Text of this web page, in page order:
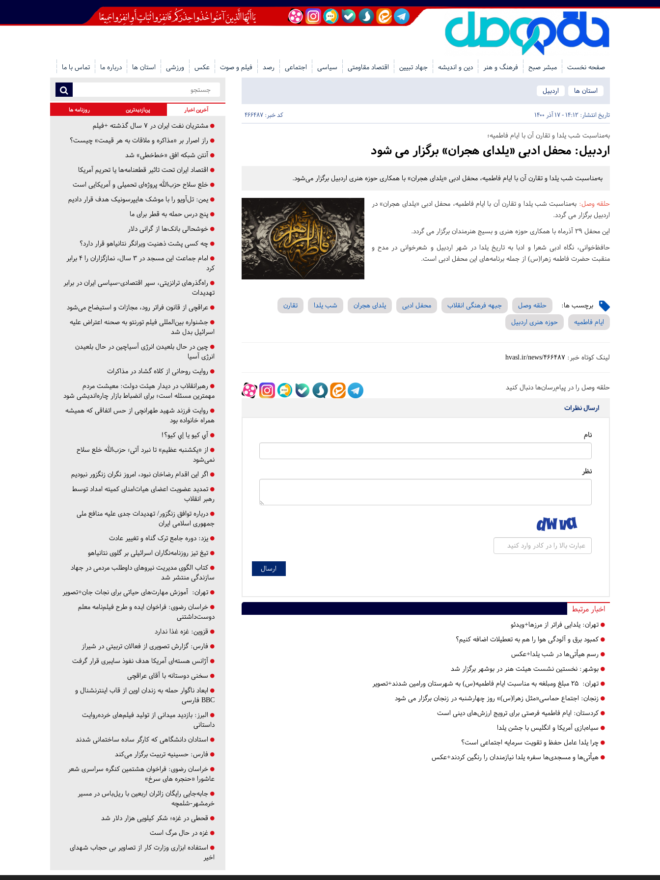
صفحه نخست مبشر صبح فرهنگ و هنر دین و اندیشه جهاد تبیین اقتصاد مقاومتی سیاسی اجتماعی رصد فیلم و صوت عکس ورزشی استان ها درباره ما تماس با ما
استان ها اردبیل
تاریخ انتشار: 14:12 - 17 آذر 1400 کد خبر: 466487
به‌مناسبت شب یلدا و تقارن آن با ایام فاطمیه؛
اردبیل: محفل ادبی «یلدای هجران» برگزار می شود
به‌مناسبت شب یلدا و تقارن آن با ایام فاطمیه، محفل ادبی «یلدای هجران» با همکاری حوزه هنری اردبیل برگزار می‌شود.
حلقه وصل: به‌مناسبت شب یلدا و تقارن آن با ایام فاطمیه، محفل ادبی «یلدای هجران» در
اردبیل برگزار می گردد.
این محفل ۲۹ آذرماه با همکاری حوزه هنری و بسیج هنرمندان برگزار می گردد.
حافظ‌خوانی، نگاه ادبی شعرا و ادبا به تاریخ یلدا در شهر اردبیل و شعرخوانی در مدح و
منقبت حضرت فاطمه زهرا(س) از جمله برنامه‌های این محفل ادبی است.
برچسب ها: حلقه وصل جبهه فرهنگی انقلاب محفل ادبی یلدای هجران شب یلدا
تقارن
ایام فاطمیه
حوزه هنری اردبیل
لینک کوتاه خبر: hvasl.ir/news/466487
حلقه وصل را در پیام‌رسان‌ها دنبال کنید
ارسال نظرات
نام
نظر
اخبار مرتبط
تهران: یلدایی فراتر از مرزها+ویدئو
کمبود برق و آلودگی هوا را هم به تعطیلات اضافه کنیم؟
رسم هیأتی‌ها در شب یلدا+عکس
بوشهر: نخستین نشست هیئت هنر در بوشهر برگزار شد
تهران:
زنجان: اجتماع حماسی«مثل زهرا(س)» روز چهارشنبه در زنجان برگزار می شود
کردستان: ایام فاطمیه فرصتی برای ترویج ارزش‌های دینی است
سیاه‌بازی آمریکا و انگلیس با جشن یلدا
چرا یلدا عامل حفظ و تقویت سرمایه اجتماعی است؟
هیأتی‌ها و مسجدی‌ها سفره یلدا نیازمندان را رنگین کردند+عکس
آخرین اخبار پربازدیدترین روزنامه ها
مشتریان نفت ایران در ۷ سال گذشته +فیلم
راز اصرار بر «مذاکره و ملاقات به هر قیمت» چیست؟
آنتن شبکه افق «خط‌خطی» شد
اقتصاد ایران تحت تاثیر قطعنامه‌ها یا تحریم‌ آمریکا
خلع سلاح حزب‌الله پروژه‌ای تحمیلی و آمریکایی است
یمن: تل‌آویو را با موشک هایپرسونیک هدف قرار دادیم
پنج درس‌ حمله به قطر برای ما
خوشحالی بانک‌ها از گرانی دلار
چه کسی پشت ذهنیت ویرانگر نتانیاهو قرار دارد؟
امام جماعت این مسجد در ۳ سال، نمازگزاران را ۴ برابر
کرد
راه‌گذرهای ترانزیتی، سپر اقتصادی-سیاسی ایران در برابر
تهدیدات
عراقچی از قانون فراتر رود، مجازات و استیضاح می‌شود
جشنواره بین‌المللی فیلم تورنتو به صحنه اعتراض علیه
اسرائیل بدل شد
چین در حال بلعیدن انرژی آسیاچین در حال بلعیدن
انرژی آسیا
روایت روحانی از کلاه گشاد در مذاکرات
رهبرانقلاب در دیدار هیئت دولت: معیشت مردم
مهمترین مسئله است؛ برای انضباط بازار چاره‌اندیشی شود
روایت فرزند شهید طهرانچی از حس اتفاقی که همیشه
همراه خانواده بود
آي كيو يا اِي كيو؟!
از «یکشنبه عظیم» تا نبرد آتی؛ حزب‌الله خلع سلاح
نمی‌شود
اگر این اقدام رضاخان نبود، امروز نگران زنگزور نبودیم
تمدید عضویت اعضای هیات‌امنای کمیته امداد توسط
رهبر انقلاب
درباره توافق زنگزور/ تهدیدات جدی علیه منافع ملی
جمهوری اسلامی ایران
یزد: دوره جامع ترک گناه و تغییر عادت
تیغ تیز روزنامه‌نگاران اسرائیلی بر گلوی نتانیاهو
کتاب الگوی مدیریت نیروهای داوطلب مردمی در جهاد
سازندگی منتشر شد
تهران: آموزش مهارت‌های حیاتی برای نجات جان+تصویر
خراسان رضوی: فراخوان ایده و طرح فیلم‌نامه معلم
دوست‌داشتنی
قزوین: غزه غذا ندارد
فارس: گزارش تصویری از فعالان تربیتی در شیراز
آژانس هسته‌ای آمریکا هدف نفوذ سایبری قرار گرفت
سخنی دوستانه با آقای عراقچی
ابعاد ناگوار حمله به زندان اوین از قاب اینترنشنال و
BBC فارسی
البرز: بازدید میدانی از تولید فیلم‌های خرده‌روایت
داستانی
استادان دانشگاهی که کارگر ساده ساختمانی شدند
فارس: حسینیه تربیت برگزار می‌کند
خراسان رضوی: فراخوان هشتمین کنگره سراسری شعر
عاشورا «حنجره های سرخ»
جابه‌جایی رایگان زائران اربعین با ریل‌باس در مسیر
خرمشهر-شلمچه
قحطی در غزه؛ شکر کیلویی هزار دلار شد
غزه در حال مرگ است
استفاده ابزاری وزارت کار از تصاویر بی حجاب شهدای
اخیر